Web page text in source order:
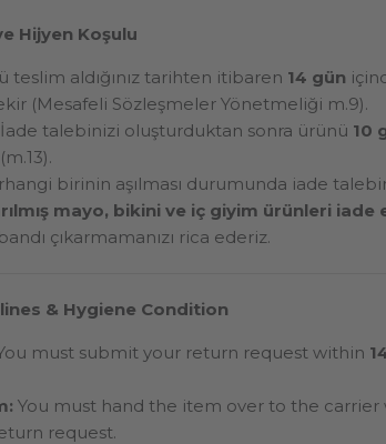
Hijyen Koşulu
teslim aldığınız tarihten itibaren 14 gün
(Mesafeli Sözleşmeler Yönetmeliği m.9).
İade talebinizi oluşturduktan sonra ürünü 10
birinin aşılması durumunda iade
mayo, bikini ve iç giyim ürünleri iade
çıkarmamanızı rica ederiz.
& Hygiene Condition
must submit your return request within
You must hand the item over to the carrier
request.